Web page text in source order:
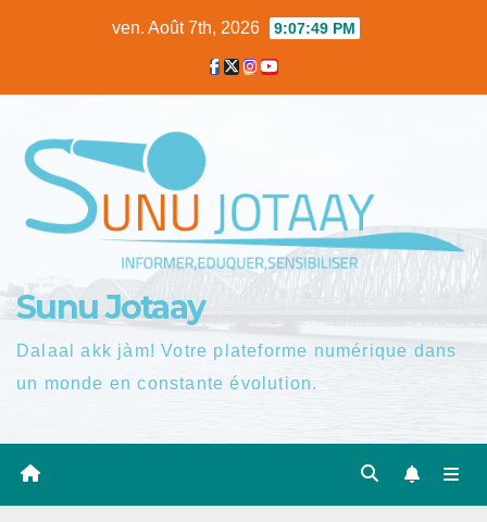
ven. Août 7th, 2026 9:07:50 PM
Sunu Jotaay
Dalaal akk jàm! Votre plateforme numérique dans
un monde en constante évolution.